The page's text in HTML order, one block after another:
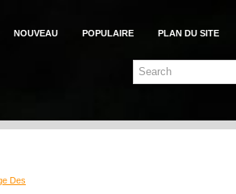
NOUVEAU POPULAIRE PLAN DU SITE
Des